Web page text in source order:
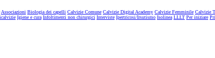
Associazioni Biologia dei capelli Calvizie Comune Calvizie Digital Academy Calvizie Femminile Calvizie
Igiene e cura Infoltimenti non chirurgici Interviste Ipertricosi/Irsutismo Isolinea LLLT Per iniziare